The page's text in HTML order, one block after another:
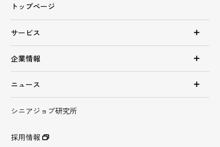
トップページ
サービス
企業情報
ニュース
シニアジョブ研究所
採用情報